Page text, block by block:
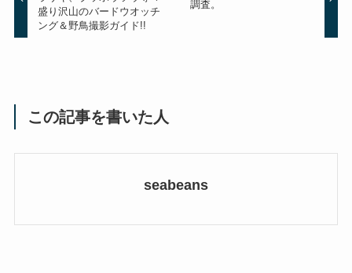
盛り沢山のバードウオッチ
ング＆野鳥撮影ガイド!!
調査。
この記事を書いた人
seabeans